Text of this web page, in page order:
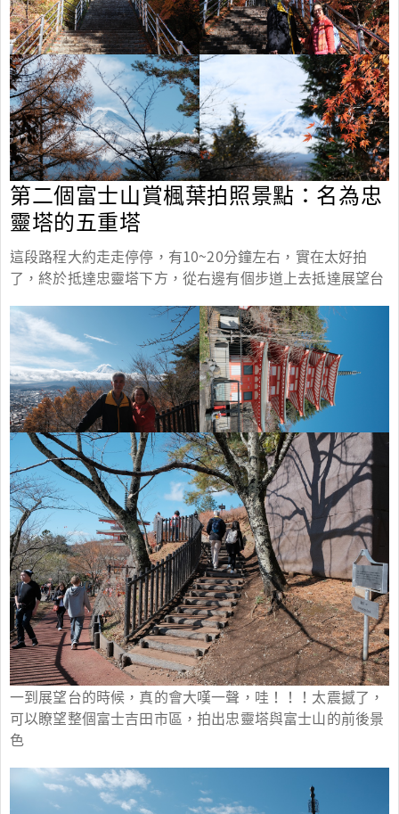
第二個富士山賞楓葉拍照景點：名為忠
靈塔的五重塔
這段路程大約走走停停，有10~20分鐘左右，實在太好拍
了，終於抵達忠靈塔下方，從右邊有個步道上去抵達展望台
一到展望台的時候，真的會大嘆一聲，哇！！！太震撼了，
可以瞭望整個富士吉田市區，拍出忠靈塔與富士山的前後景
色